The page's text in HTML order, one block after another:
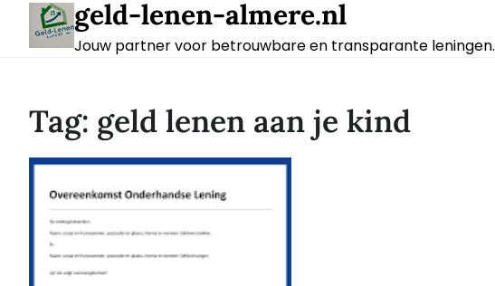
content
geld-lenen-almere.nl
Jouw partner voor betrouwbare en transparante leningen.
Tag: geld lenen aan je kind